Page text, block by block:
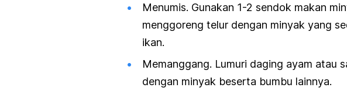
Menumis. Gunakan 1-2 sendok makan
menggoreng telur dengan minyak yang
ikan.
Memanggang. Lumuri daging ayam atau
dengan minyak beserta bumbu lainnya.